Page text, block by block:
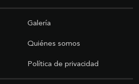
Galería
Quiénes somos
Política de privacidad